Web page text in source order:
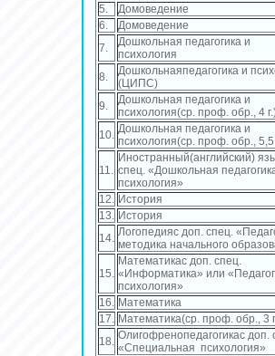
5.
Домоведение
6.
Домоведение
7.
Дошкольная педагогика и
психология
8.
Дошкольнаяпедагогика и
(ЦИПС)
9.
Дошкольная педагогика и
психология(ср. проф. обр., 4
10. Дошкольная педагогика и
психология(ср. проф. обр.,
11.
Иностранный(английский)
спец. «Дошкольная
психология»
12. История
13.
История
14. Логопедияс доп. спец.
методика начального
15.
Математикас доп. спец.
«Информатика» или
психология»
16. Математика
17.
Математика(ср. проф. обр., 3
18. Олигофренопедагогикас доп.
«Специальная психология»